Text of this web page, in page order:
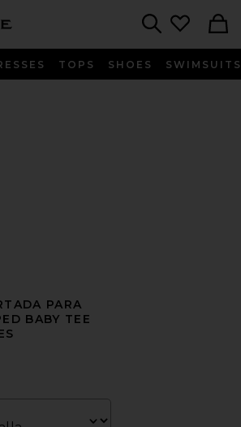
TOPS SHOES SWIMSUITS
PARA
BABY TEE